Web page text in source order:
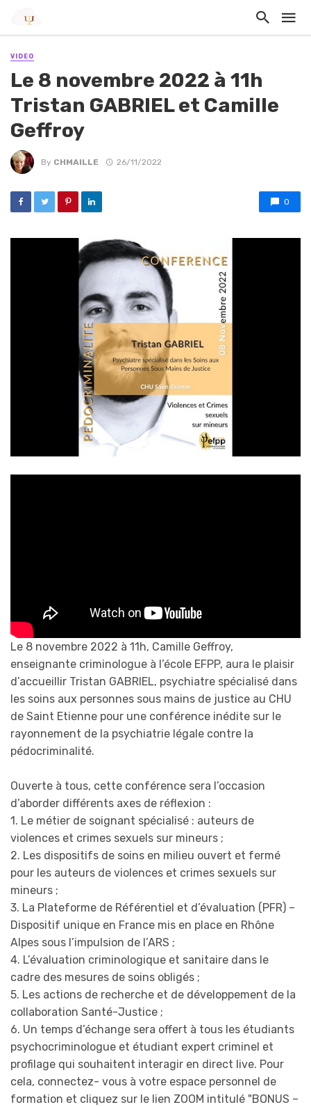
VIDEO
Le 8 novembre 2022 à 11h
Tristan GABRIEL et Camille
Geffroy
By CHMAILLE 26/11/2022
0
Le 8 novembre 2022 à 11h, Camille Geffroy,
enseignante criminologue à l’école EFPP, aura le plaisir
d’accueillir Tristan GABRIEL, psychiatre spécialisé dans
les soins aux personnes sous mains de justice au CHU
de Saint Etienne pour une conférence inédite sur le
rayonnement de la psychiatrie légale contre la
pédocriminalité.
Ouverte à tous, cette conférence sera l’occasion
d’aborder différents axes de réflexion :
1. Le métier de soignant spécialisé : auteurs de
violences et crimes sexuels sur mineurs ;
2. Les dispositifs de soins en milieu ouvert et fermé
pour les auteurs de violences et crimes sexuels sur
mineurs ;
3. La Plateforme de Référentiel et d’évaluation (PFR) –
Dispositif unique en France mis en place en Rhône
Alpes sous l’impulsion de l’ARS ;
4. L’évaluation criminologique et sanitaire dans le
cadre des mesures de soins obligés ;
5. Les actions de recherche et de développement de la
collaboration Santé-Justice ;
6. Un temps d’échange sera offert à tous les étudiants
psychocriminologue et étudiant expert criminel et
profilage qui souhaitent interagir en direct live. Pour
cela, connectez- vous à votre espace personnel de
formation et cliquez sur le lien ZOOM intitulé "BONUS –